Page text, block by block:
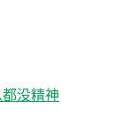
没精神